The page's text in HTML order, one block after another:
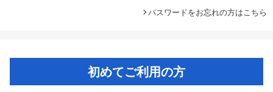
パスワードをお忘れの方はこちら
初めてご利用の方